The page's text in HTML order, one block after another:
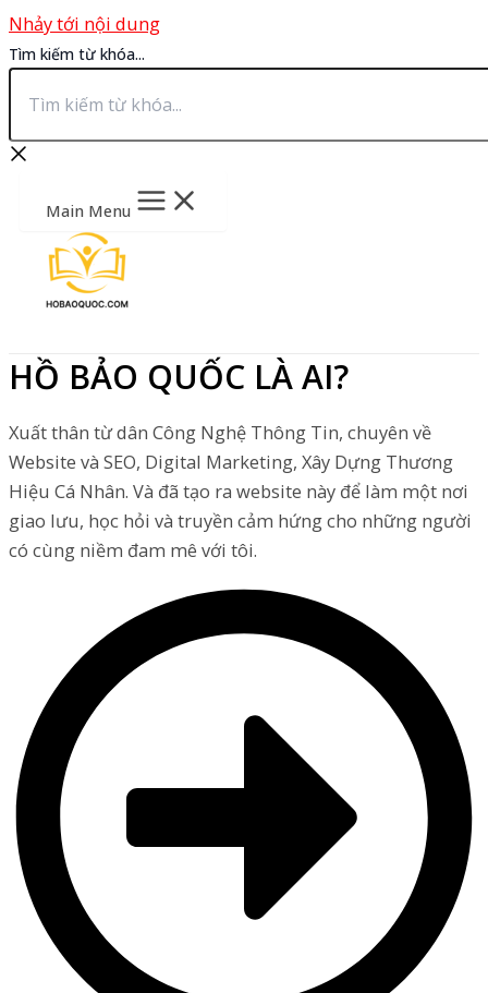
Nhảy tới nội dung
Tìm kiếm từ khóa...
Main Menu
HỒ BẢO QUỐC LÀ AI?
Xuất thân từ dân Công Nghệ Thông Tin, chuyên về
Website và SEO, Digital Marketing, Xây Dựng Thương
Hiệu Cá Nhân. Và đã tạo ra website này để làm một nơi
giao lưu, học hỏi và truyền cảm hứng cho những người
có cùng niềm đam mê với tôi.